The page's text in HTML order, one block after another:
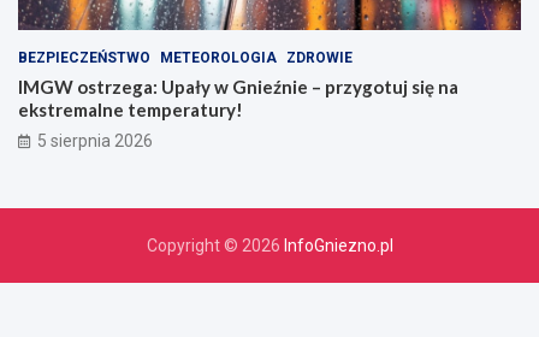
BEZPIECZEŃSTWO METEOROLOGIA ZDROWIE
IMGW ostrzega: Upały w Gnieźnie – przygotuj się na
ekstremalne temperatury!
5 sierpnia 2026
Copyright © 2026 InfoGniezno.pl